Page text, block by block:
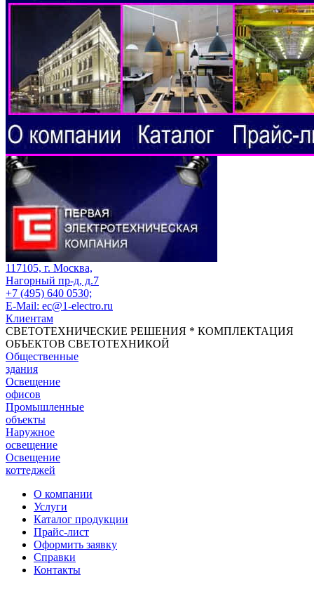
117105, г. Москва,
Нагорный пр-д, д.7
+7 (495) 640 0530;
E-Mail: ec@1-electro.ru
Клиентам
СВЕТОТЕХНИЧЕСКИЕ РЕШЕНИЯ * КОМПЛЕКТАЦИЯ
ОБЪЕКТОВ СВЕТОТЕХНИКОЙ
Общественные
здания
Освещение
офисов
Промышленные
объекты
Наружное
освещение
Освещение
коттеджей
О компании
Услуги
Каталог продукции
Прайс-лист
Оформить заявку
Справки
Контакты